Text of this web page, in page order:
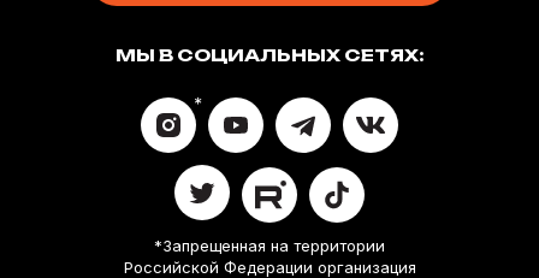
*Запрещенная на территории
Российской Федерации организация
*
МЫ В СОЦИАЛЬНЫХ СЕТЯХ: